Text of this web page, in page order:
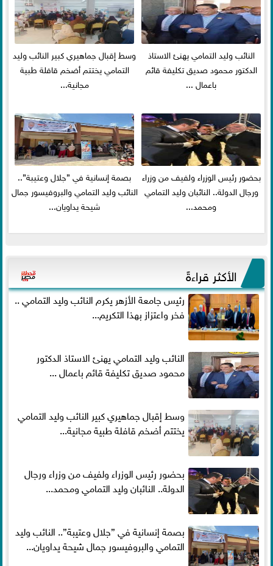
النائب وليد التمامي يهنئ الاستاذ
الدكتور محمود صديق تكليفة قائم
باعمال ...
وسط إقبال جماهيري كبير النائب وليد
التمامي يختتم أضخم قافلة طبية
مجانية...
بحضور رئيس الوزراء ولفيف من وزراء
ورجال الدولة.. النائبان وليد التمامي
ومحمد...
بصمة إنسانية في ”جلال وعتيبة”..
النائب وليد التمامي والبروفيسور جمال
شيحة يداويان...
الأكثر قراءةً
رئيس جامعة الأزهر يكرم النائب وليد التمامي ..
فخر واعتزاز بهذا التكريم...
النائب وليد التمامي يهنئ الاستاذ الدكتور
محمود صديق تكليفة قائم باعمال ...
وسط إقبال جماهيري كبير النائب وليد التمامي
يختتم أضخم قافلة طبية مجانية...
بحضور رئيس الوزراء ولفيف من وزراء ورجال
الدولة.. النائبان وليد التمامي ومحمد...
بصمة إنسانية في ”جلال وعتيبة”.. النائب وليد
التمامي والبروفيسور جمال شيحة يداويان...